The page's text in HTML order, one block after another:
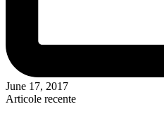
June 17, 2017
Articole recente